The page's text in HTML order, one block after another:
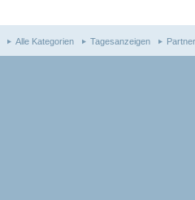
Alle Kategorien Tagesanzeigen Partner